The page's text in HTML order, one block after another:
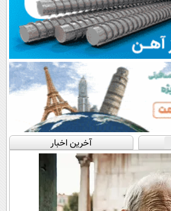
آخرین اخبار